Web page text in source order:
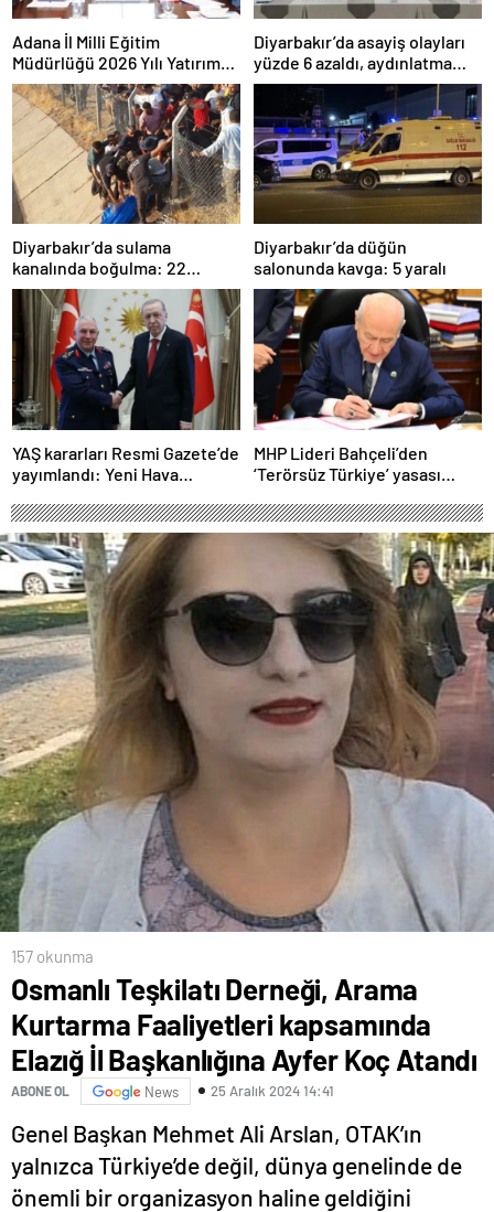
Adana İl Milli Eğitim
Müdürlüğü 2026 Yılı Yatırım
Programı değerlendirildi
Diyarbakır’da asayiş olayları
yüzde 6 azaldı, aydınlatma
oranı yüzde 98’e yükseldi
Diyarbakır’da sulama
kanalında boğulma: 22
yaşındaki genç hayatını
kaybetti
Diyarbakır’da düğün
salonunda kavga: 5 yaralı
YAŞ kararları Resmi Gazete’de
yayımlandı: Yeni Hava
Orgeneral Rafet Dalkıran
MHP Lideri Bahçeli’den
‘Terörsüz Türkiye’ yasası
157 okunma
Osmanlı Teşkilatı Derneği, Arama
Kurtarma Faaliyetleri kapsamında
Elazığ İl Başkanlığına Ayfer Koç Atandı
ABONE OL News 25 Aralık 2024 14:41
Genel Başkan Mehmet Ali Arslan, OTAK’ın
yalnızca Türkiye’de değil, dünya genelinde de
önemli bir organizasyon haline geldiğini